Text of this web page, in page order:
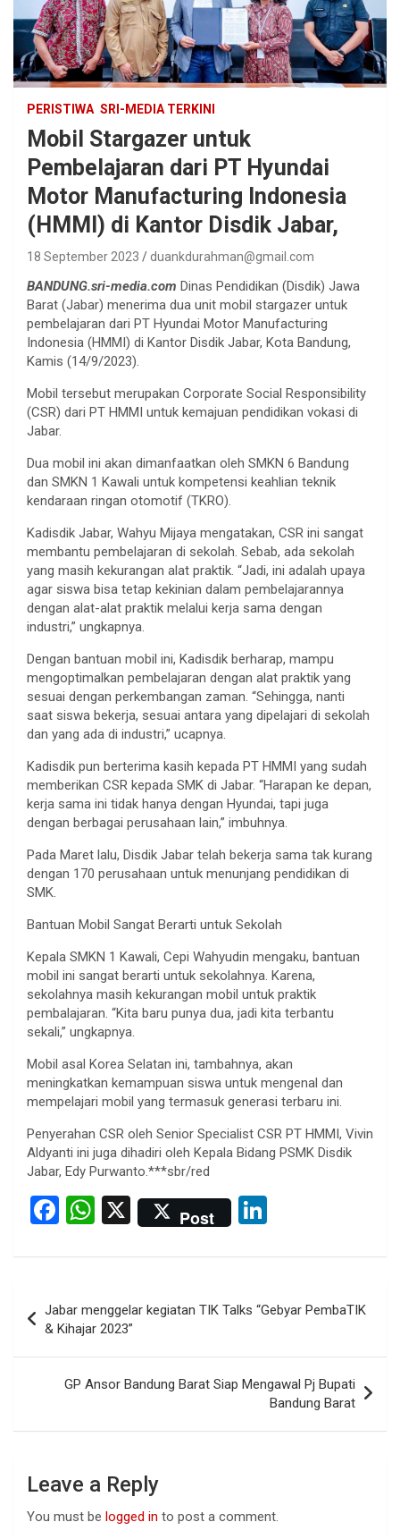
PERISTIWA SRI-MEDIA TERKINI
Mobil Stargazer untuk
Pembelajaran dari PT Hyundai
Motor Manufacturing Indonesia
(HMMI) di Kantor Disdik Jabar,
18 September 2023 duankdurahman@gmail.com
BANDUNG.sri-media.com Dinas Pendidikan (Disdik) Jawa
Barat (Jabar) menerima dua unit mobil stargazer untuk
pembelajaran dari PT Hyundai Motor Manufacturing
Indonesia (HMMI) di Kantor Disdik Jabar, Kota Bandung,
Kamis (14/9/2023).
Mobil tersebut merupakan Corporate Social Responsibility
(CSR) dari PT HMMI untuk kemajuan pendidikan vokasi di
Jabar.
Dua mobil ini akan dimanfaatkan oleh SMKN 6 Bandung
dan SMKN 1 Kawali untuk kompetensi keahlian teknik
kendaraan ringan otomotif (TKRO).
Kadisdik Jabar, Wahyu Mijaya mengatakan, CSR ini sangat
membantu pembelajaran di sekolah. Sebab, ada sekolah
yang masih kekurangan alat praktik. “Jadi, ini adalah upaya
agar siswa bisa tetap kekinian dalam pembelajarannya
dengan alat-alat praktik melalui kerja sama dengan
industri,” ungkapnya.
Dengan bantuan mobil ini, Kadisdik berharap, mampu
mengoptimalkan pembelajaran dengan alat praktik yang
sesuai dengan perkembangan zaman. “Sehingga, nanti
saat siswa bekerja, sesuai antara yang dipelajari di sekolah
dan yang ada di industri,” ucapnya.
Kadisdik pun berterima kasih kepada PT HMMI yang sudah
memberikan CSR kepada SMK di Jabar. “Harapan ke depan,
kerja sama ini tidak hanya dengan Hyundai, tapi juga
dengan berbagai perusahaan lain,” imbuhnya.
Pada Maret lalu, Disdik Jabar telah bekerja sama tak kurang
dengan 170 perusahaan untuk menunjang pendidikan di
SMK.
Bantuan Mobil Sangat Berarti untuk Sekolah
Kepala SMKN 1 Kawali, Cepi Wahyudin mengaku, bantuan
mobil ini sangat berarti untuk sekolahnya. Karena,
sekolahnya masih kekurangan mobil untuk praktik
pembalajaran. “Kita baru punya dua, jadi kita terbantu
sekali,” ungkapnya.
Mobil asal Korea Selatan ini, tambahnya, akan
meningkatkan kemampuan siswa untuk mengenal dan
mempelajari mobil yang termasuk generasi terbaru ini.
Penyerahan CSR oleh Senior Specialist CSR PT HMMI, Vivin
Aldyanti ini juga dihadiri oleh Kepala Bidang PSMK Disdik
Jabar, Edy Purwanto.***sbr/red
F
ce
b
o
o
k
W
at
A
p
p
X Post
ke
dI
n
navigation
Jabar menggelar kegiatan TIK Talks “Gebyar PembaTIK
& Kihajar 2023”
GP Ansor Bandung Barat Siap Mengawal Pj Bupati
Bandung Barat
Leave a Reply
You must be logged in to post a comment.